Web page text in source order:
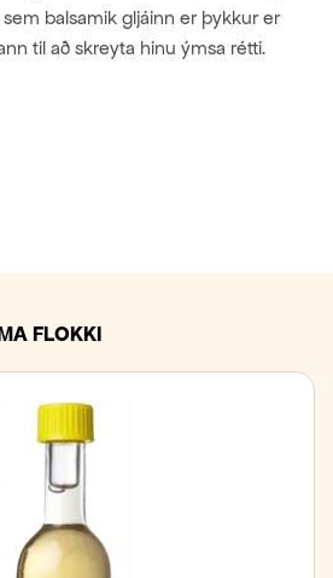
balsamik gljáinn er þykkur er
til að skreyta hinu ýmsa rétti.
FLOKKI